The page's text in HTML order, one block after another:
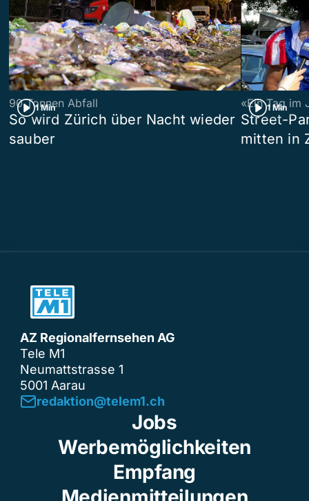
1 Min
90 Tonnen Abfall
So wird Zürich über Nacht wieder
sauber
1 Min
«Ein Tag im
Street-
mitten in
AZ Regionalfernsehen AG
Tele M1
Neumattstrasse 1
5001 Aarau
redaktion@telem1.ch
Jobs
Werbemöglichkeiten
Empfang